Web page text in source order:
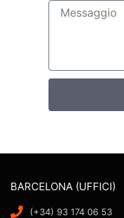
BARCELONA (UFFICI)
(+34) 93 174 06 53